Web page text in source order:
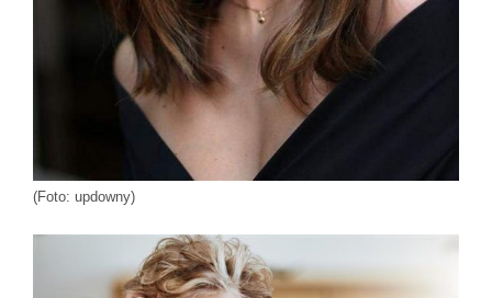
(Foto: updowny)